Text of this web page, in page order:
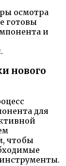
осмотра
готовы
и
нового
для
чтобы